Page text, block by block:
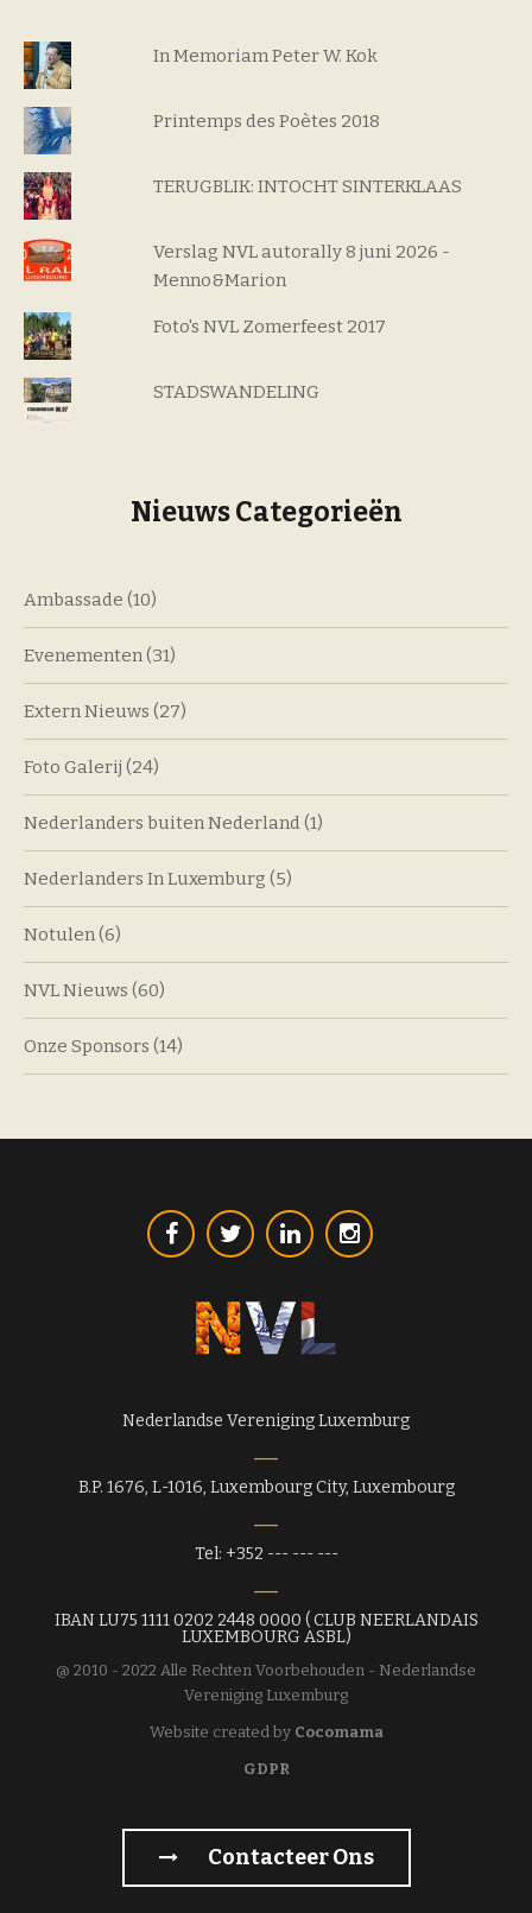
In Memoriam Peter W. Kok
Printemps des Poètes 2018
TERUGBLIK: INTOCHT SINTERKLAAS
Verslag NVL autorally 8 juni 2026 -
Menno&Marion
Foto's NVL Zomerfeest 2017
STADSWANDELING
Nieuws Categorieën
Ambassade (10)
Evenementen (31)
Extern Nieuws (27)
Foto Galerij (24)
Nederlanders buiten Nederland (1)
Nederlanders In Luxemburg (5)
Notulen (6)
NVL Nieuws (60)
Onze Sponsors (14)
Nederlandse Vereniging Luxemburg
B.P. 1676, L-1016, Luxembourg City, Luxembourg
Tel: +352 --- --- ---
IBAN LU75 1111 0202 2448 0000 ( CLUB NEERLANDAIS
LUXEMBOURG ASBL)
@ 2010 - 2022 Alle Rechten Voorbehouden - Nederlandse
Vereniging Luxemburg
Website created by Cocomama
GDPR
Contacteer Ons